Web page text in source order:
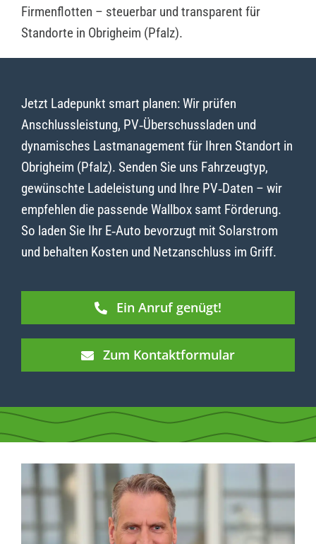
Firmenflotten – steuerbar und transparent für
Standorte in Obrigheim (Pfalz).
Jetzt Ladepunkt smart planen: Wir prüfen
Anschlussleistung, PV‑Überschussladen und
dynamisches Lastmanagement für Ihren Standort in
Obrigheim (Pfalz). Senden Sie uns Fahrzeugtyp,
gewünschte Ladeleistung und Ihre PV‑Daten – wir
empfehlen die passende Wallbox samt Förderung.
So laden Sie Ihr E‑Auto bevorzugt mit Solarstrom
und behalten Kosten und Netzanschluss im Griff.
Ein Anruf genügt!
Zum Kontaktformular